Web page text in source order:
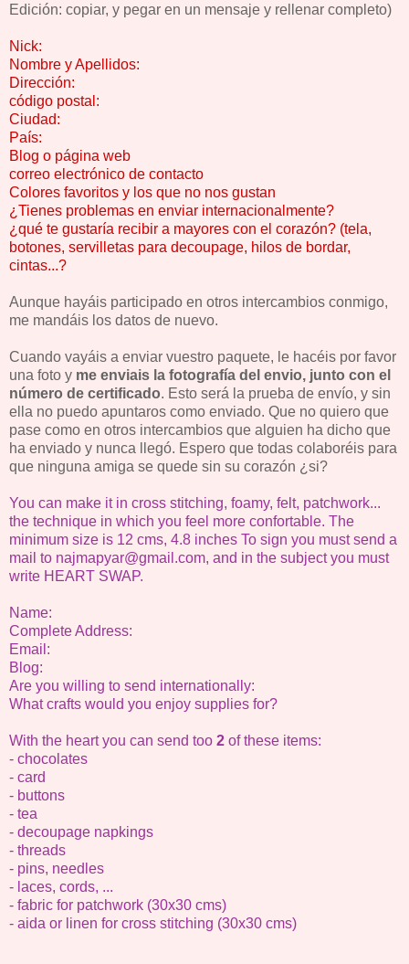
Edición: copiar, y pegar en un mensaje y rellenar completo)
Nick:
Nombre y Apellidos:
Dirección:
código postal:
Ciudad:
País:
Blog o página web
correo electrónico de contacto
Colores favoritos y los que no nos gustan
¿Tienes problemas en enviar internacionalmente?
¿qué te gustaría recibir a mayores con el corazón? (tela,
botones, servilletas para decoupage, hilos de bordar,
cintas...?
Aunque hayáis participado en otros intercambios conmigo,
me mandáis los datos de nuevo.
Cuando vayáis a enviar vuestro paquete, le hacéis por favor
una foto y me enviais la fotografía del envio, junto con el
número de certificado. Esto será la prueba de envío, y sin
ella no puedo apuntaros como enviado. Que no quiero que
pase como en otros intercambios que alguien ha dicho que
ha enviado y nunca llegó. Espero que todas colaboréis para
que ninguna amiga se quede sin su corazón ¿si?
You can make it in cross stitching, foamy, felt, patchwork...
the technique in which you feel more confortable. The
minimum size is 12 cms, 4.8 inches To sign you must send a
mail to najmapyar@gmail.com, and in the subject you must
write HEART SWAP.
Name:
Complete Address:
Email:
Blog:
Are you willing to send internationally:
What crafts would you enjoy supplies for?
With the heart you can send too 2 of these items:
- chocolates
- card
- buttons
- tea
- decoupage napkings
- threads
- pins, needles
- laces, cords, ...
- fabric for patchwork (30x30 cms)
- aida or linen for cross stitching (30x30 cms)